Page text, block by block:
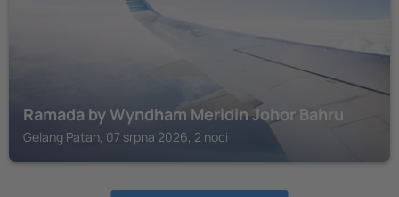
Ramada by Wyndham Meridin Johor Bahru
Gelang Patah, 07 srpna 2026, 2 noci